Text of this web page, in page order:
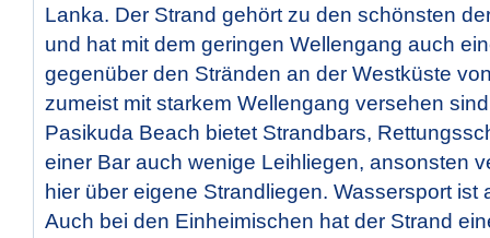
Lanka. Der Strand gehört zu den schönsten
und hat mit dem geringen Wellengang auch
gegenüber den Stränden an der Westküste
zumeist mit starkem Wellengang versehen
Pasikuda Beach bietet Strandbars,
einer Bar auch wenige Leihliegen, ansonsten
hier über eigene Strandliegen. Wassersport ist
Auch bei den Einheimischen hat der Strand